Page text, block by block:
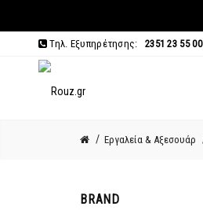
Τηλ. Εξυπηρέτησης: 2351 23 55 00
Εργαλεία & Αξεσουάρ
BRAND